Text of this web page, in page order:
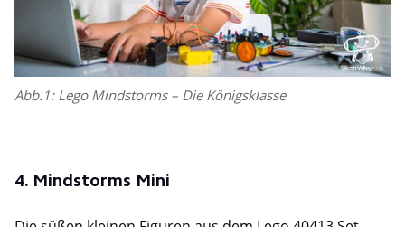
Abb.1: Lego Mindstorms – Die Königsklasse
4. Mindstorms Mini